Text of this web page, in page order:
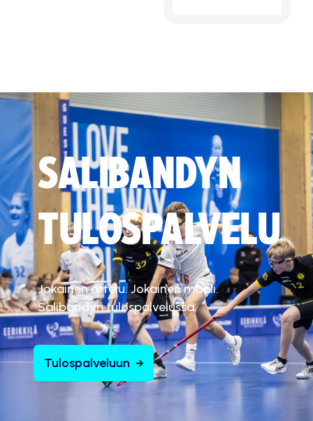
SALIBANDYN
TULOSPALVELU
Jokainen ottelu. Jokainen maali.
Salibandyn tulospalvelussa.
Tulospalveluun